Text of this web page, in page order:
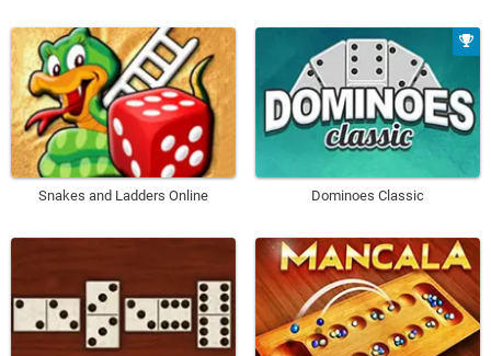
Snakes and Ladders Online Dominoes Classic